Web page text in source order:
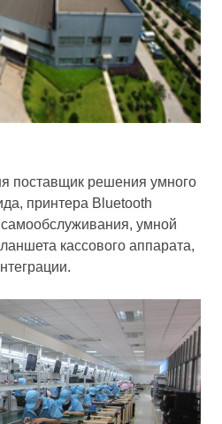
поставщик решения умного
принтера Bluetooth
умной
кассового аппарата,